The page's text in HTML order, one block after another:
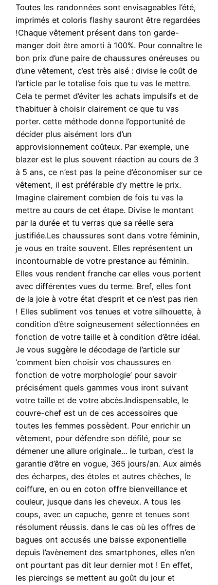
Toutes les randonnées sont envisageables l’été,
imprimés et coloris flashy sauront être regardées
!Chaque vêtement présent dans ton garde-
manger doit être amorti à 100%. Pour connaître le
bon prix d’une paire de chaussures onéreuses ou
d’une vêtement, c’est très aisé : divise le coût de
l’article par le totalise fois que tu vas le mettre.
Cela te permet d’éviter les achats impulsifs et de
t’habituer à choisir clairement ce que tu vas
porter. cette méthode donne l’opportunité de
décider plus aisément lors d’un
approvisionnement coûteux. Par exemple, une
blazer est le plus souvent réaction au cours de 3
à 5 ans, ce n’est pas la peine d’économiser sur ce
vêtement, il est préférable d’y mettre le prix.
Imagine clairement combien de fois tu vas la
mettre au cours de cet étape. Divise le montant
par la durée et tu verras que sa réelle sera
justifiée.Les chaussures sont dans votre féminin,
je vous en traite souvent. Elles représentent un
incontournable de votre prestance au féminin.
Elles vous rendent franche car elles vous portent
avec différentes vues du terme. Bref, elles font
de la joie à votre état d’esprit et ce n’est pas rien
! Elles subliment vos tenues et votre silhouette, à
condition d’être soigneusement sélectionnées en
fonction de votre taille et à condition d’être idéal.
Je vous suggère le décodage de l’article sur
‘comment bien choisir vos chaussures en
fonction de votre morphologie’ pour savoir
précisément quels gammes vous iront suivant
votre taille et de votre abcès.Indispensable, le
couvre-chef est un de ces accessoires que
toutes les femmes possèdent. Pour enrichir un
vêtement, pour défendre son défilé, pour se
démener une allure originale… le turban, c’est la
garantie d’être en vogue, 365 jours/an. Aux aimés
des écharpes, des étoles et autres chèches, le
coiffure, en ou en coton offre bienveillance et
couleur, jusque dans les cheveux. A tous les
coups, avec un capuche, genre et tenues sont
résolument réussis. dans le cas où les offres de
bagues ont accusés une baisse exponentielle
depuis l’avènement des smartphones, elles n’en
ont pourtant pas dit leur dernier mot ! En effet,
les piercings se mettent au goût du jour et